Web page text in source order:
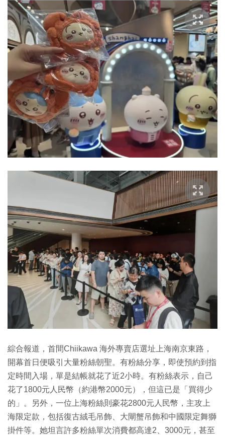
綜合報道，首間Chiikawa 海外專賣店選址上海南京東路，
開幕首日便吸引大量粉絲朝聖。有粉絲分享，即使預約到指
定時間入場，單是結帳就花了近2小時。有粉絲表示，自己
花了1800元人民幣（約港幣2000元），但這已是「買得少
的」。另外，一位上海粉絲則豪花2800元人民幣，主攻上
海限定款，包括復古絨毛吊飾、大閘蟹吊飾和中國限定舞獅
掛件等。她坦言許多粉絲單次消費都高達2、3000元，甚至